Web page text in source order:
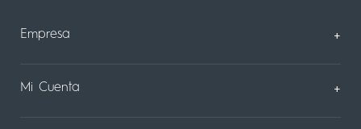
Empresa +
Sobre Nosotros
Mi Cuenta +